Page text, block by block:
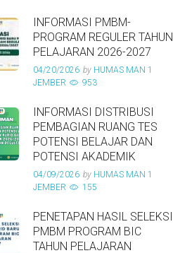
INFORMASI PMBM-
PROGRAM REGULER TAHUN
PELAJARAN 2026-2027
04/20/2026 by HUMAS MAN 1
JEMBER
953
INFORMASI DISTRIBUSI
PEMBAGIAN RUANG TES
POTENSI BELAJAR DAN
POTENSI AKADEMIK
04/09/2026 by HUMAS MAN 1
JEMBER
155
PENETAPAN HASIL SELEKSI
PMBM PROGRAM BIC
TAHUN PELAJARAN